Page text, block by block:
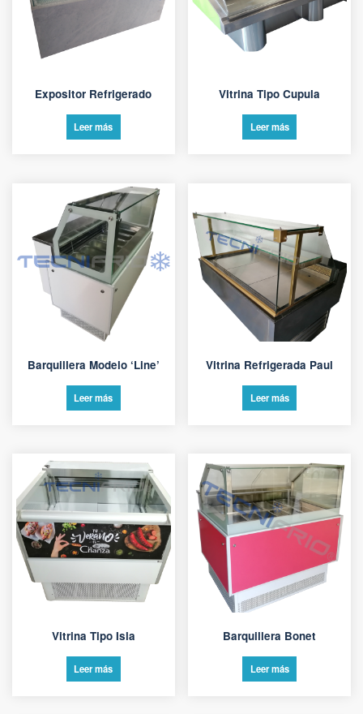
Expositor Refrigerado
Leer más
Vitrina Tipo Cupula
Leer más
Barquillera Modelo ‘Line’
Leer más
Vitrina Refrigerada Paul
Leer más
Vitrina Tipo Isla
Leer más
Barquillera Bonet
Leer más